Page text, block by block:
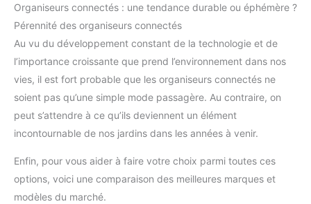
Organiseurs connectés : une tendance durable ou éphémère ?
Pérennité des organiseurs connectés
Au vu du développement constant de la technologie et de
l’importance croissante que prend l’environnement dans nos
vies, il est fort probable que les organiseurs connectés ne
soient pas qu’une simple mode passagère. Au contraire, on
peut s’attendre à ce qu’ils deviennent un élément
incontournable de nos jardins dans les années à venir.
Enfin, pour vous aider à faire votre choix parmi toutes ces
options, voici une comparaison des meilleures marques et
modèles du marché.